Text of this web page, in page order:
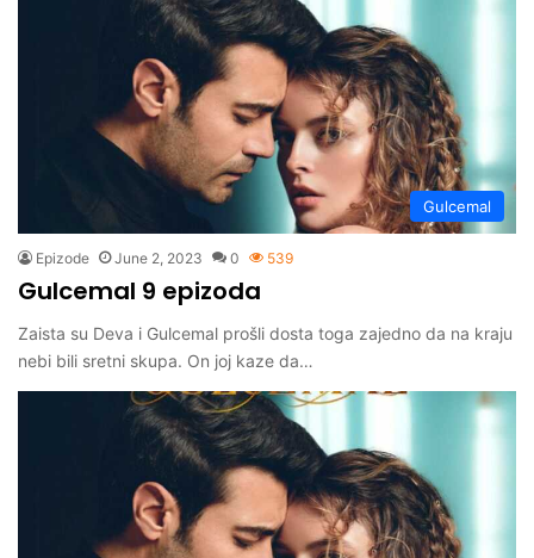
Gulcemal
Epizode June 2, 2023 0 539
Gulcemal 9 epizoda
Zaista su Deva i Gulcemal prošli dosta toga zajedno da na kraju
nebi bili sretni skupa. On joj kaze da…